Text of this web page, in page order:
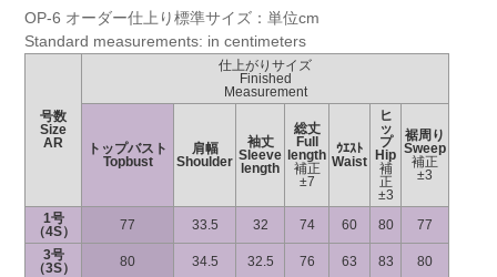
OP-6 オーダー仕上り標準サイズ：単位cm
Standard measurements: in centimeters
号数
Size
AR
仕上がりサイズ
Finished
Measurement
トップバスト
Topbust
肩幅
Shoulder
袖丈
Sleeve
length
総丈
Full
length
補正
±7
ｳｴｽﾄ
Waist
ヒ
ッ
プ
Hip
補
正
±3
裾周り
Sweep
補正
±3
1号
（4S）
77 33.5 32 74 60 80
77
3号
（3S）
80 34.5 32.5 76 63 83
80